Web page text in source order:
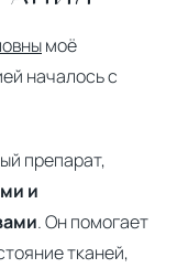
моё
началось с
препарат,
и
. Он помогает
тканей,